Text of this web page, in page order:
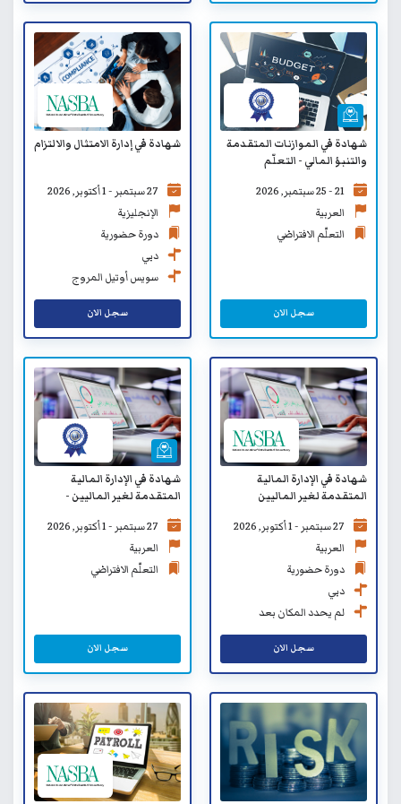
شهادة في الموازنات المتقدمة
والتنبؤ المالي - التعلّم
21 - 25 سبتمبر, 2026
العربية
التعلّم الافتراضي
سجل الان
شهادة في إدارة الامتثال والالتزام
27 سبتمبر - 1 أكتوبر, 2026
الإنجليزية
دورة حضورية
دبي
سويس أوتيل المروج
سجل الان
شهادة في الإدارة المالية
المتقدمة لغير الماليين
27 سبتمبر - 1 أكتوبر, 2026
العربية
دورة حضورية
دبي
لم يحدد المكان بعد
سجل الان
شهادة في الإدارة المالية
المتقدمة لغير الماليين -
27 سبتمبر - 1 أكتوبر, 2026
العربية
التعلّم الافتراضي
سجل الان